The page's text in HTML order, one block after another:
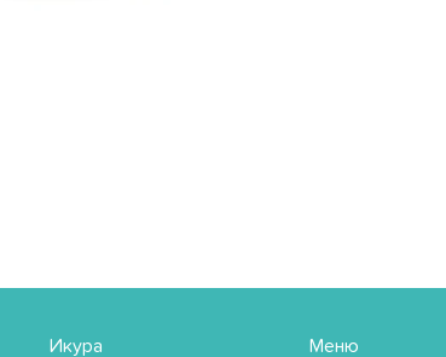
Икура Меню